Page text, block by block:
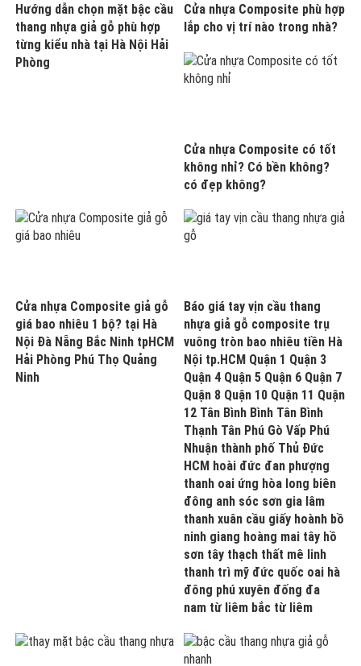
Hướng dẫn chọn mặt bậc cầu
thang nhựa giả gỗ phù hợp
từng kiểu nhà tại Hà Nội Hải
Phòng
Cửa nhựa Composite phù hợp
lắp cho vị trí nào trong nhà?
Cửa nhựa Composite có tốt
không nhỉ? Có bền không?
có đẹp không?
Cửa nhựa Composite giả gỗ
giá bao nhiêu 1 bộ? tại Hà
Nội Đà Nẵng Bắc Ninh tpHCM
Hải Phòng Phú Thọ Quảng
Ninh
Báo giá tay vịn cầu thang
nhựa giả gỗ composite trụ
vuông tròn bao nhiêu tiền Hà
Nội tp.HCM Quận 1 Quận 3
Quận 4 Quận 5 Quận 6 Quận 7
Quận 8 Quận 10 Quận 11 Quận
12 Tân Bình Bình Tân Bình
Thạnh Tân Phú Gò Vấp Phú
Nhuận thành phố Thủ Đức
HCM hoài đức đan phượng
thanh oai ứng hòa long biên
đông anh sóc sơn gia lâm
thanh xuân cầu giấy hoành bồ
ninh giang hoàng mai tây hồ
sơn tây thạch thất mê linh
thanh trì mỹ đức quốc oai hà
đông phú xuyên đống đa
nam từ liêm bắc từ liêm